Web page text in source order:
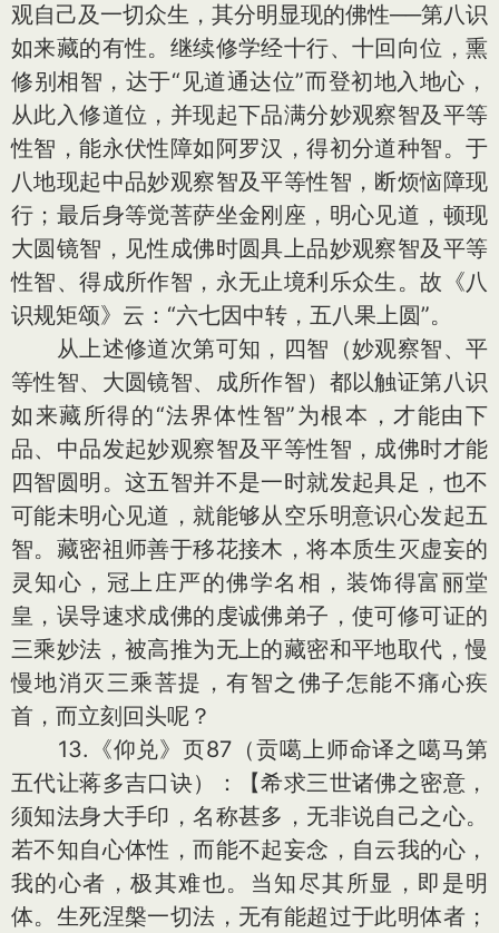
观自己及一切众生，其分明显现的佛性──第八识
如来藏的有性。继续修学经十行、十回向位，熏
修别相智，达于“见道通达位”而登初地入地心，
从此入修道位，并现起下品满分妙观察智及平等
性智，能永伏性障如阿罗汉，得初分道种智。于
八地现起中品妙观察智及平等性智，断烦恼障现
行；最后身等觉菩萨坐金刚座，明心见道，顿现
大圆镜智，见性成佛时圆具上品妙观察智及平等
性智、得成所作智，永无止境利乐众生。故《八
识规矩颂》云：“六七因中转，五八果上圆”。
从上述修道次第可知，四智（妙观察智、平
等性智、大圆镜智、成所作智）都以触证第八识
如来藏所得的“法界体性智”为根本，才能由下
品、中品发起妙观察智及平等性智，成佛时才能
四智圆明。这五智并不是一时就发起具足，也不
可能未明心见道，就能够从空乐明意识心发起五
智。藏密祖师善于移花接木，将本质生灭虚妄的
灵知心，冠上庄严的佛学名相，装饰得富丽堂
皇，误导速求成佛的虔诚佛弟子，使可修可证的
三乘妙法，被高推为无上的藏密和平地取代，慢
慢地消灭三乘菩提，有智之佛子怎能不痛心疾
首，而立刻回头呢？
13.《仰兑》页87（贡噶上师命译之噶马第
五代让蒋多吉口诀）：【希求三世诸佛之密意，
须知法身大手印，名称甚多，无非说自己之心。
若不知自心体性，而能不起妄念，自云我的心，
我的心者，极其难也。当知尽其所显，即是明
体。生死涅槃一切法，无有能超过于此明体者；